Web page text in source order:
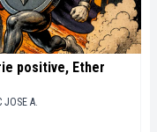
positive, Ether
JOSE A.